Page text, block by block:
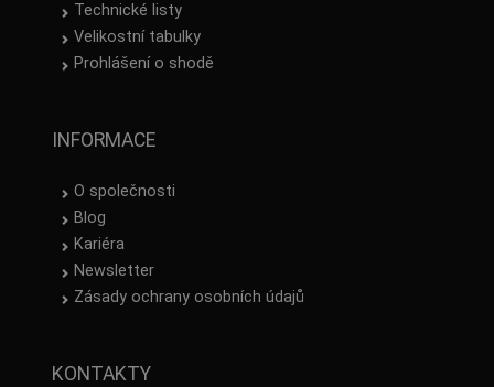
Technické listy
Velikostní tabulky
Prohlášení o shodě
INFORMACE
O společnosti
Blog
Kariéra
Newsletter
Zásady ochrany osobních údajů
KONTAKTY